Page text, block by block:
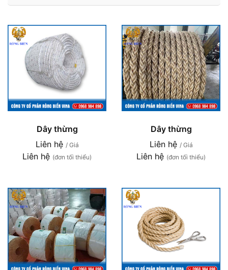
Dây thừng
Liên hệ / Giá
Liên hệ (đơn tối thiểu)
Dây thừng
Liên hệ / Giá
Liên hệ (đơn tối thiểu)